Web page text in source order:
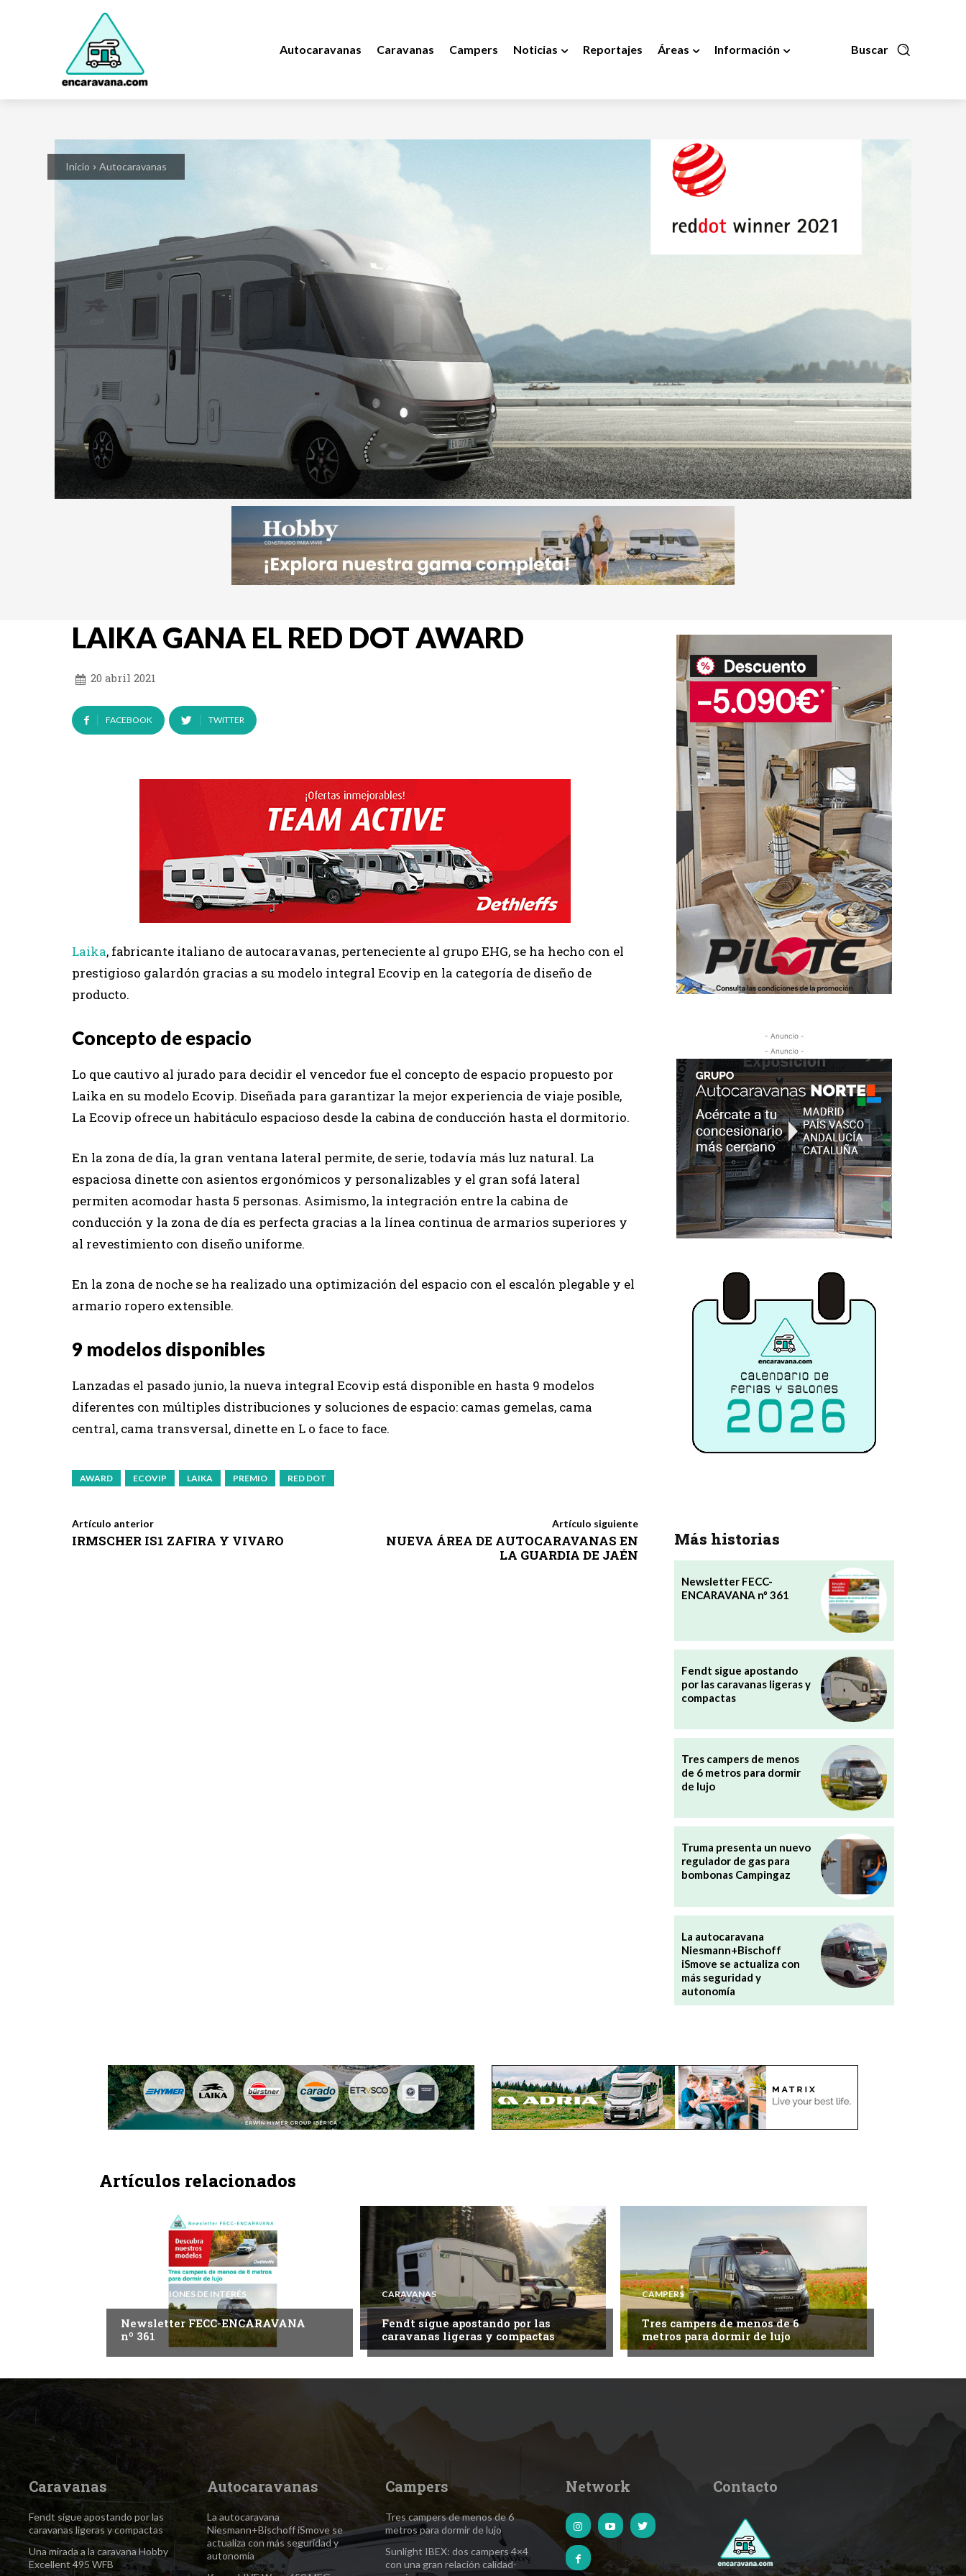
Buscar
Autocaravanas Caravanas Campers Noticias Reportajes Áreas Información
Inicio Autocaravanas
LAIKA GANA EL RED DOT AWARD
20 abril 2021
FACEBOOK TWITTER
Laika, fabricante italiano de autocaravanas, perteneciente al grupo EHG, se ha hecho con el
prestigioso galardón gracias a su modelo integral Ecovip en la categoría de diseño de
producto.
Concepto de espacio
Lo que cautivo al jurado para decidir el vencedor fue el concepto de espacio propuesto por
Laika en su modelo Ecovip. Diseñada para garantizar la mejor experiencia de viaje posible,
La Ecovip ofrece un habitáculo espacioso desde la cabina de conducción hasta el dormitorio.
En la zona de día, la gran ventana lateral permite, de serie, todavía más luz natural. La
espaciosa dinette con asientos ergonómicos y personalizables y el gran sofá lateral
permiten acomodar hasta 5 personas. Asimismo, la integración entre la cabina de
conducción y la zona de día es perfecta gracias a la línea continua de armarios superiores y
al revestimiento con diseño uniforme.
En la zona de noche se ha realizado una optimización del espacio con el escalón plegable y el
armario ropero extensible.
9 modelos disponibles
Lanzadas el pasado junio, la nueva integral Ecovip está disponible en hasta 9 modelos
diferentes con múltiples distribuciones y soluciones de espacio: camas gemelas, cama
central, cama transversal, dinette en L o face to face.
AWARD ECOVIP LAIKA PREMIO RED DOT
Artículo anterior
IRMSCHER IS1 ZAFIRA Y VIVARO
Artículo siguiente
NUEVA ÁREA DE AUTOCARAVANAS EN
LA GUARDIA DE JAÉN
- Anuncio -
- Anuncio -
Más historias
Newsletter FECC-
ENCARAVANA nº 361
Fendt sigue apostando
por las caravanas ligeras y
compactas
Tres campers de menos
de 6 metros para dormir
de lujo
Truma presenta un nuevo
regulador de gas para
bombonas Campingaz
La autocaravana
Niesmann+Bischoff
iSmove se actualiza con
más seguridad y
autonomía
Artículos relacionados
INFORMACIONES DE INTERÉS
Newsletter FECC-ENCARAVANA
nº 361
CARAVANAS
Fendt sigue apostando por las
caravanas ligeras y compactas
CAMPERS
Tres campers de menos de 6
metros para dormir de lujo
Caravanas
Fendt sigue apostando por las
caravanas ligeras y compactas
Una mirada a la caravana Hobby
Excellent 495 WFB
Autocaravanas
La autocaravana
Niesmann+Bischoff iSmove se
actualiza con más seguridad y
autonomía
Campers
Tres campers de menos de 6
metros para dormir de lujo
Sunlight IBEX: dos campers 4×4
con una gran relación calidad-
Network Contacto